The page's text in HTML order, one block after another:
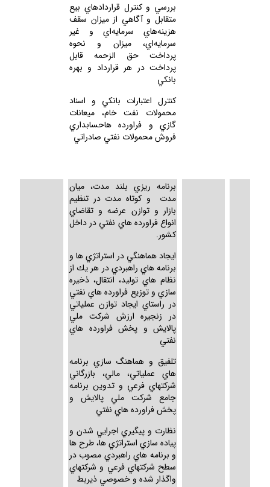
بررسي و كنترل قراردادهاي بيع
متقابل و آگاهي از ميزان سقف
هزينه‌هاي سرمايه‌اي و غير
سرمايه‌اي، ميزان و نحوه
پرداخت حق الزحمه قابل
پرداخت در هر قرارداد و بهره
بانكي
كنترل اعتبارات بانكي و اسناد
محمولات نفت خام، ميعانات
گازي و فراورده هاحسابداري
فروش محمولات نفتي صادراتي
برنامه ريزي بلند مدت، ميان
مدت و كوتاه مدت در تنظيم
بازار و توازن عرضه و تقاضاي
انواع فراورده هاي نفتي در داخل
كشور.
ايجاد هماهنگي در استراتژي ها و
برنامه هاي راهبردي در هر يك از
نظام هاي توليد، انتقال، ذخيره
سازي و توزيع فراورده هاي نفتي
در راستاي ايجاد توازن عملياتي
در زنجيره ارزش شركت ملي
پالايش و پخش فراورده هاي
نفتي
تلفيق و هماهنگ سازي برنامه
هاي عملياتي، مالي، بازرگاني
شركتهاي فرعي و تدوين برنامه
جامع شركت ملي پالايش و
پخش فراورده هاي نفتي
نظارت و پيگيري اجرايي شدن و
پياده سازي استراتژي ها، طرح ها
و برنامه هاي راهبردي مصوب در
سطح شركتهاي فرعي و شركتهاي
واگذار شده و خصوصي ذيربط